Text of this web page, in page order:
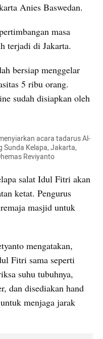
Anies Baswedan.
masa
terjadi di Jakarta.
bersiap menggelar
5 ribu orang.
sudah disiapkan oleh
acara tadarus Al-
Sunda Kelapa, Jakarta,
Reviyanto
salat Idul Fitri akan
ketat. Pengurus
masjid untuk
mengatakan,
Fitri sama seperti
suhu tubuhnya,
dan disediakan hand
menjaga jarak